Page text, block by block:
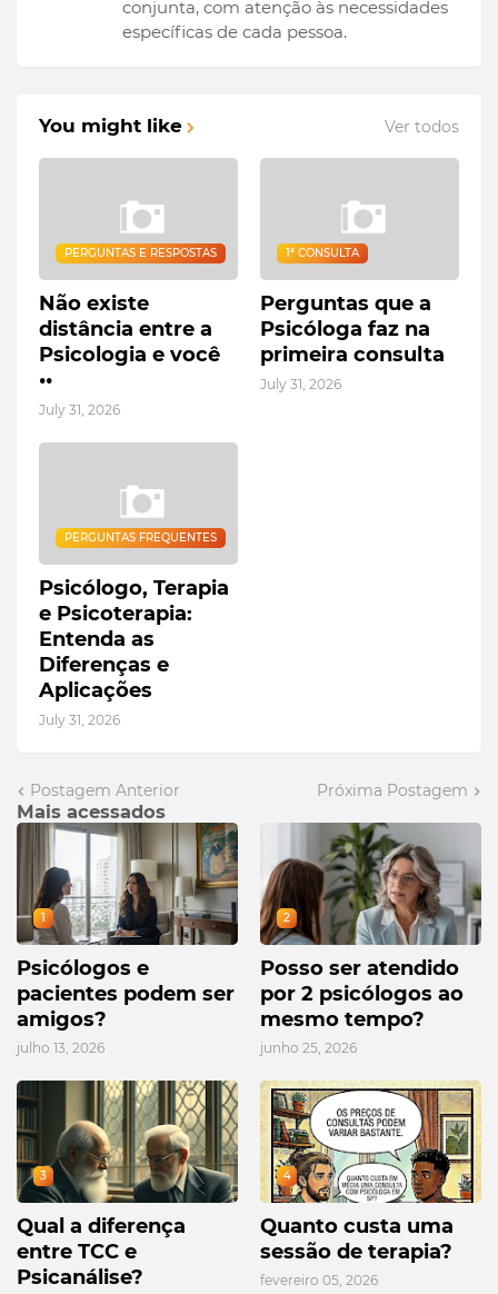
conjunta, com atenção às necessidades
específicas de cada pessoa.
You might like Ver todos
PERGUNTAS E RESPOSTAS
Não existe
distância entre a
Psicologia e você
••
July 31, 2026
1ª CONSULTA
Perguntas que a
Psicóloga faz na
primeira consulta
July 31, 2026
PERGUNTAS FREQUENTES
Psicólogo, Terapia
e Psicoterapia:
Entenda as
Diferenças e
Aplicações
July 31, 2026
Postagem Anterior Próxima Postagem
Mais acessados
1
Psicólogos e
pacientes podem ser
amigos?
julho 13, 2026
2
Posso ser atendido
por 2 psicólogos ao
mesmo tempo?
junho 25, 2026
3
Qual a diferença
entre TCC e
Psicanálise?
4
Quanto custa uma
sessão de terapia?
fevereiro 05, 2026